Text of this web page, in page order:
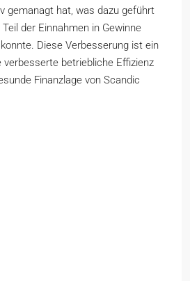
gemanagt hat, was dazu geführt
der Einnahmen in Gewinne
Diese Verbesserung ist ein
verbesserte betriebliche Effizienz
Finanzlage von Scandic